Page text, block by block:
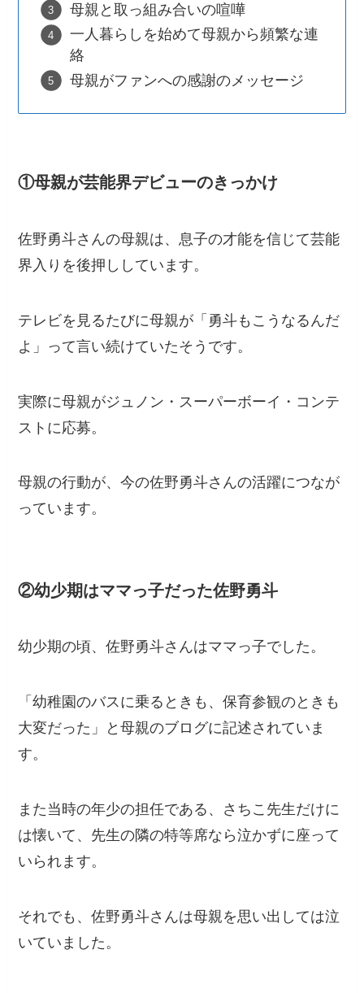
母親と取っ組み合いの喧嘩
一人暮らしを始めて母親から頻繁な連
絡
母親がファンへの感謝のメッセージ
①母親が芸能界デビューのきっかけ
佐野勇斗さんの母親は、息子の才能を信じて芸能
界入りを後押ししています。
テレビを見るたびに母親が「勇斗もこうなるんだ
よ」って言い続けていたそうです。
実際に母親がジュノン・スーパーボーイ・コンテ
ストに応募。
母親の行動が、今の佐野勇斗さんの活躍につなが
っています。
②幼少期はママっ子だった佐野勇斗
幼少期の頃、佐野勇斗さんはママっ子でした。
「幼稚園のバスに乗るときも、保育参観のときも
大変だった」と母親のブログに記述されていま
す。
また当時の年少の担任である、さちこ先生だけに
は懐いて、先生の隣の特等席なら泣かずに座って
いられます。
それでも、佐野勇斗さんは母親を思い出しては泣
いていました。